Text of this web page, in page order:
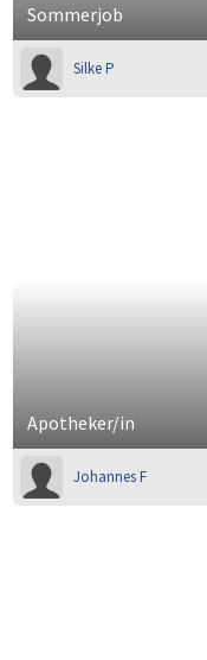
Sommerjob
Silke P
Apotheker/in
Johannes F